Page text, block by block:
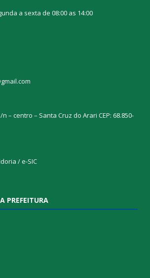
a sexta de 08:00 as 14:00
– centro – Santa Cruz do Arari CEP: 68.850-
/ e-SIC
PREFEITURA